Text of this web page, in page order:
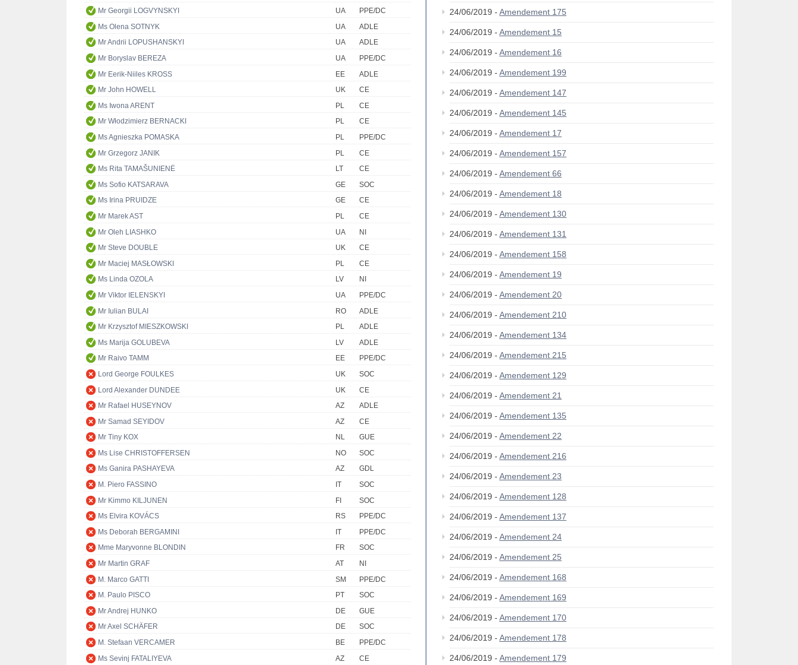
Mr Georgii LOGVYNSKYI
UA
PPE/DC
Ms Olena SOTNYK
UA
ADLE
Mr Andrii LOPUSHANSKYI
UA
ADLE
Mr Boryslav BEREZA
UA
PPE/DC
Mr Eerik-Niiles KROSS
EE
ADLE
Mr John HOWELL
UK
CE
Ms Iwona ARENT
PL
CE
Mr Włodzimierz BERNACKI
PL
CE
Ms Agnieszka POMASKA
PL
PPE/DC
Mr Grzegorz JANIK
PL
CE
Ms Rita TAMAŠUNIENĖ
LT
CE
Ms Sofio KATSARAVA
GE
SOC
Ms Irina PRUIDZE
GE
CE
Mr Marek AST
PL
CE
Mr Oleh LIASHKO
UA
NI
Mr Steve DOUBLE
UK
CE
Mr Maciej MASŁOWSKI
PL
CE
Ms Linda OZOLA
LV
NI
Mr Viktor IELENSKYI
UA
PPE/DC
Mr Iulian BULAI
RO
ADLE
Mr Krzysztof MIESZKOWSKI
PL
ADLE
Ms Marija GOLUBEVA
LV
ADLE
Mr Raivo TAMM
EE
PPE/DC
Lord George FOULKES
UK
SOC
Lord Alexander DUNDEE
UK
CE
Mr Rafael HUSEYNOV
AZ
ADLE
Mr Samad SEYIDOV
AZ
CE
Mr Tiny KOX
NL
GUE
Ms Lise CHRISTOFFERSEN
NO
SOC
Ms Ganira PASHAYEVA
AZ
GDL
M. Piero FASSINO
IT
SOC
Mr Kimmo KILJUNEN
FI
SOC
Ms Elvira KOVÁCS
RS
PPE/DC
Ms Deborah BERGAMINI
IT
PPE/DC
Mme Maryvonne BLONDIN
FR
SOC
Mr Martin GRAF
AT
NI
M. Marco GATTI
SM
PPE/DC
M. Paulo PISCO
PT
SOC
Mr Andrej HUNKO
DE
GUE
Mr Axel SCHÄFER
DE
SOC
M. Stefaan VERCAMER
BE
PPE/DC
Ms Sevinj FATALIYEVA
AZ
CE
24/06/2019 - Amendement 175
24/06/2019 - Amendement 15
24/06/2019 - Amendement 16
24/06/2019 - Amendement 199
24/06/2019 - Amendement 147
24/06/2019 - Amendement 145
24/06/2019 - Amendement 17
24/06/2019 - Amendement 157
24/06/2019 - Amendement 66
24/06/2019 - Amendement 18
24/06/2019 - Amendement 130
24/06/2019 - Amendement 131
24/06/2019 - Amendement 158
24/06/2019 - Amendement 19
24/06/2019 - Amendement 20
24/06/2019 - Amendement 210
24/06/2019 - Amendement 134
24/06/2019 - Amendement 215
24/06/2019 - Amendement 129
24/06/2019 - Amendement 21
24/06/2019 - Amendement 135
24/06/2019 - Amendement 22
24/06/2019 - Amendement 216
24/06/2019 - Amendement 23
24/06/2019 - Amendement 128
24/06/2019 - Amendement 137
24/06/2019 - Amendement 24
24/06/2019 - Amendement 25
24/06/2019 - Amendement 168
24/06/2019 - Amendement 169
24/06/2019 - Amendement 170
24/06/2019 - Amendement 178
24/06/2019 - Amendement 179